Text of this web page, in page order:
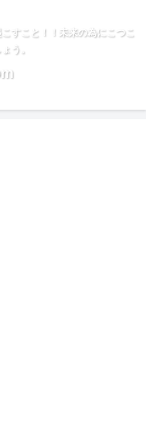
すこと！！未来の為にこつこ
う。